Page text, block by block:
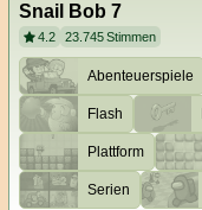
Snail Bob 7
4.2 23.745Stimmen
Abenteuerspiele
Flash
Plattform
Serien